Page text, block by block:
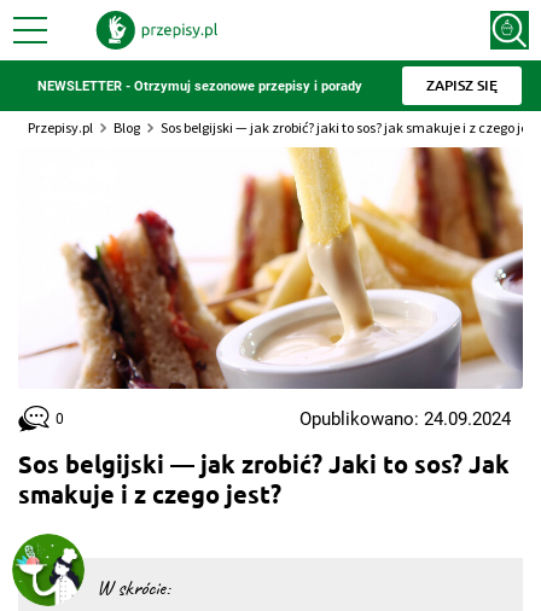
NEWSLETTER - Otrzymuj sezonowe przepisy i porady ZAPISZ SIĘ
Przepisy.pl Blog Sos belgijski — jak zrobić? jaki to sos? jak smakuje i z czego
Sos belgijski — jak zrobić? Jaki to sos? Jak
smakuje i z czego jest?
W skrócie:
0 Opublikowano: 24.09.2024